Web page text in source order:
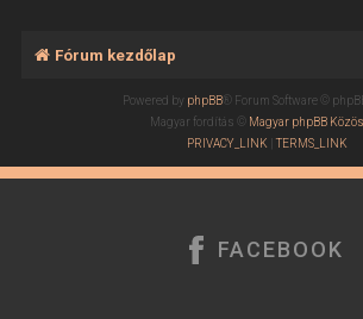
Fórum kezdőlap
Powered by phpBB® Forum Software ©
Magyar fordítás © Magyar phpBB
PRIVACY_LINK |TERMS_LINK
FACEBOOK